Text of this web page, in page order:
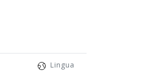
Lingua